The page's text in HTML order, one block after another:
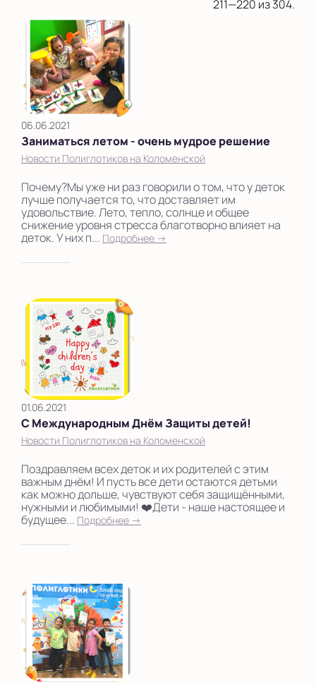
на Домодедовской
на Коломенской
в Московской
области
Выбрать другой город
211—220 из 304.
06.06.2021
Заниматься летом - очень мудрое решение
Новости Полиглотиков на Коломенской
Почему?Мы уже ни раз говорили о том, что у деток
лучше получается то, что доставляет им
удовольствие. Лето, тепло, солнце и общее
снижение уровня стресса благотворно влияет на
деток. У них п... Подробнее →
01.06.2021
С Международным Днём Защиты детей!
Новости Полиглотиков на Коломенской
Поздравляем всех деток и их родителей с этим
важным днём! И пусть все дети остаются детьми
как можно дольше, чувствуют себя защищёнными,
нужными и любимыми! ❤️Дети - наше настоящее и
будущее... Подробнее →